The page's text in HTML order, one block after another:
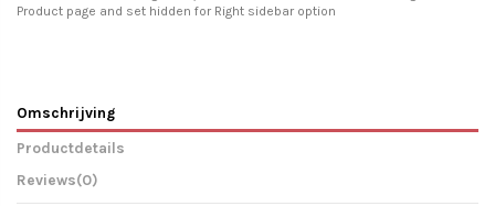
Product page and set hidden for Right sidebar option
Omschrijving
Productdetails
Reviews(0)